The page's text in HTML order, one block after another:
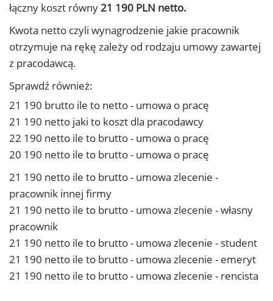
łączny koszt równy21 190 PLN netto.
Kwota netto czyli wynagrodzenie jakie pracownik
otrzymuje na rękę zależy od rodzaju umowy zawartej
z pracodawcą.
Sprawdź również:
21 190 brutto ile to netto - umowa o pracę
21 190 netto jaki to koszt dla pracodawcy
22 190 netto ile to brutto - umowa o pracę
20 190 netto ile to brutto - umowa o pracę
21 190 netto ile to brutto - umowa zlecenie -
pracownik innej firmy
21 190 netto ile to brutto - umowa zlecenie - własny
pracownik
21 190 netto ile to brutto - umowa zlecenie - student
21 190 netto ile to brutto - umowa zlecenie - emeryt
21 190 netto ile to brutto - umowa zlecenie - rencista